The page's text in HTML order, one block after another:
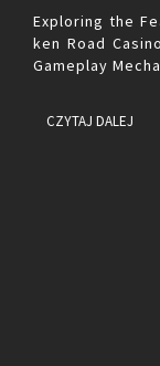
Explo­ring the
ken Road
Ga­me­play
CZYTAJ DALEJ